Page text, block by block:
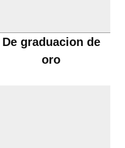
De graduacion de
oro